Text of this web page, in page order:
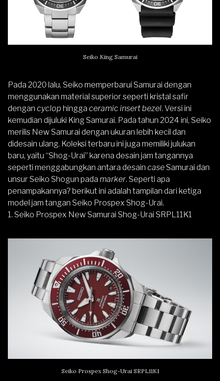
Seiko King Samurai
Pada 2020 lalu, Seiko memperbarui Samurai dengan
menggunakan material superior seperti kristal safir
dengan cyclop hingga ceramic insert bezel. Versi ini
kemudian dijuluki King Samurai. Pada tahun 2024 ini, Seiko
merilis New Samurai dengan ukuran lebih kecil dan
didesain ulang. Koleksi terbaru ini juga memiliki julukan
baru, yaitu “Shog-Urai” karena desain jam tangannya
seperti menggabungkan antara desain case Samurai dan
unsur Seiko Shogun pada marker. Seperti apa
penampakannya? berikut ini adalah tampilan dari ketiga
model jam tangan Seiko Prospex Shog-Urai.
1. Seiko Prospex New Samurai Shog-Urai SRPL11K1
Seiko Prospex Shog-Urai SRPL11K1